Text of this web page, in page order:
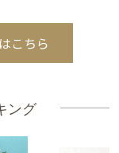
こちら
ング